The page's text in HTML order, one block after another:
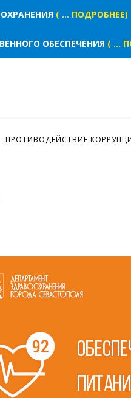
( ... ПОДРОБНЕЕ)
ОБЕСПЕЧЕНИЯ ( ...
ПРОТИВОДЕЙСТВИЕ
КОНТАКТЫ